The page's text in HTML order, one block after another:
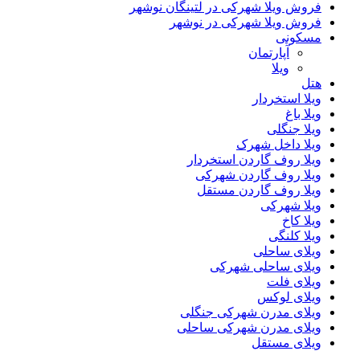
فروش ویلا شهرکی در لتینگان نوشهر
فروش ویلا شهرکی در نوشهر
مسکونی
آپارتمان
ویلا
هتل
ویلا استخردار
ویلا باغ
ویلا جنگلی
ویلا داخل شهرک
ویلا روف گاردن استخردار
ویلا روف گاردن شهرکی
ویلا روف گاردن مستقل
ویلا شهرکی
ویلا کاخ
ویلا کلنگی
ویلای ساحلی
ویلای ساحلی شهرکی
ویلای فلت
ویلای لوکس
ویلای مدرن شهرکی جنگلی
ویلای مدرن شهرکی ساحلی
ویلای مستقل